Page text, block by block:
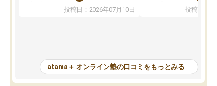
も部活でも結果を残すことができてよ
かった。また問題演習の際に、自分が
が、自分で自分の管理ができない人に
とっては難しい部分もあるのではない
かと思った。
投稿日：2026年07月10日
項目のおかげで、手軽
元数が可視化されるので
しながら意欲的に取り組
常に効果を実感している
投稿日：
atama＋ オンライン塾の口コミをもっとみる